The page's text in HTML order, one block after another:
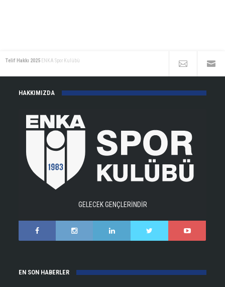
Telif Hakkı 2025 ENKA Spor Kulübü
HAKKIMIZDA
GELECEK GENÇLERİNDİR
EN SON HABERLER